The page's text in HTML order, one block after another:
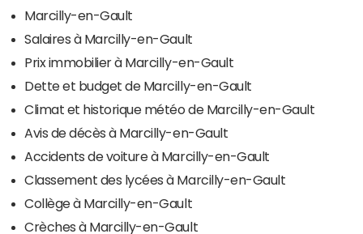
Marcilly-en-Gault
Salaires à Marcilly-en-Gault
Prix immobilier à Marcilly-en-Gault
Dette et budget de Marcilly-en-Gault
Climat et historique météo de Marcilly-en-Gault
Avis de décès à Marcilly-en-Gault
Accidents de voiture à Marcilly-en-Gault
Classement des lycées à Marcilly-en-Gault
Collège à Marcilly-en-Gault
Crèches à Marcilly-en-Gault